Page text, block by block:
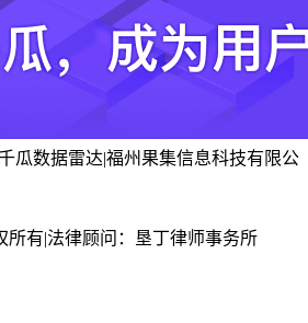
瓜数据雷达|福州果集信息科技有限公
所有|法律顾问：垦丁律师事务所